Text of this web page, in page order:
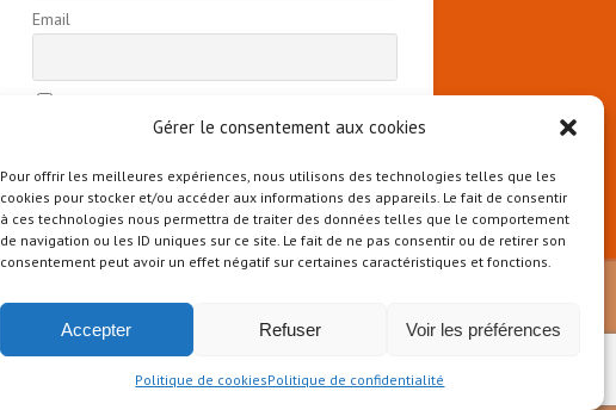
Gérer le consentement aux cookies
Pour offrir les meilleures expériences, nous utilisons des technologies telles que les
cookies pour stocker et/ou accéder aux informations des appareils. Le fait de consentir
à ces technologies nous permettra de traiter des données telles que le comportement
de navigation ou les ID uniques sur ce site. Le fait de ne pas consentir ou de retirer son
consentement peut avoir un effet négatif sur certaines caractéristiques et fonctions.
Accepter Refuser Voir les préférences
Politique de cookiesPolitique de confidentialité
Email